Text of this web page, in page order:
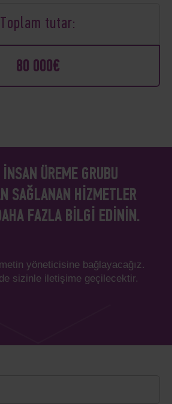
Toplam tutar:
80 000€
ÜREME GRUBU
SAĞLANAN HIZMETLER
FAZLA BILGI EDININ.
yöneticisine bağlayacağız.
sizinle iletişime geçilecektir.